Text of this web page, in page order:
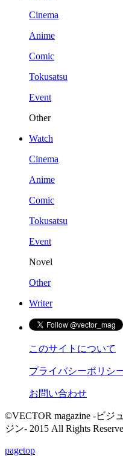
Cinema
Anime
Comic
Tokusatsu
Event
Other
Watch
Cinema
Anime
Comic
Tokusatsu
Event
Novel
Other
Writer
このサイトについて
プライバシーポリシ
お問い合わせ
©VECTOR magazine -ビジ
ジン- 2015 All Rights
pagetop